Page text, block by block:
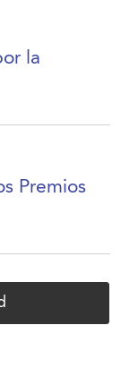
la
Premios